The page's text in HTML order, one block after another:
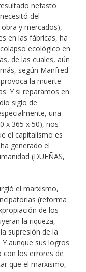
nefasto
del
y mercados),
en las fábricas, ha
ecológico en
de las cuales, aún
según Manfred
la muerte
Y si reparamos en
siglo de
una
x 365 x 50), nos
el capitalismo es
generado el
(DUEÑAS,
el marxismo,
(reforma
de los
la riqueza,
supresión de la
aunque sus logros
con los errores de
que el marxismo,